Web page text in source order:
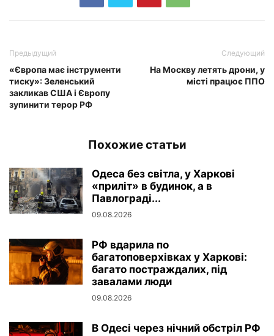
Предыдущий
«Європа має інструменти
тиску»: Зеленський
закликав США і Європу
зупинити терор РФ
Следующий
На Москву летять дрони, у
місті працює ППО
Похожие статьи
Одеса без світла, у Харкові
«приліт» в будинок, а в
Павлограді...
09.08.2026
РФ вдарила по
багатоповерхівках у Харкові:
багато постраждалих, під
завалами люди
09.08.2026
В Одесі через нічний обстріл РФ